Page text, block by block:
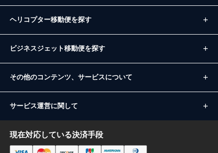
ヘリコプター移動便を探す
ビジネスジェット移動便を探す
その他のコンテンツ、サービスについて
サービス運営に関して
現在対応している決済手段